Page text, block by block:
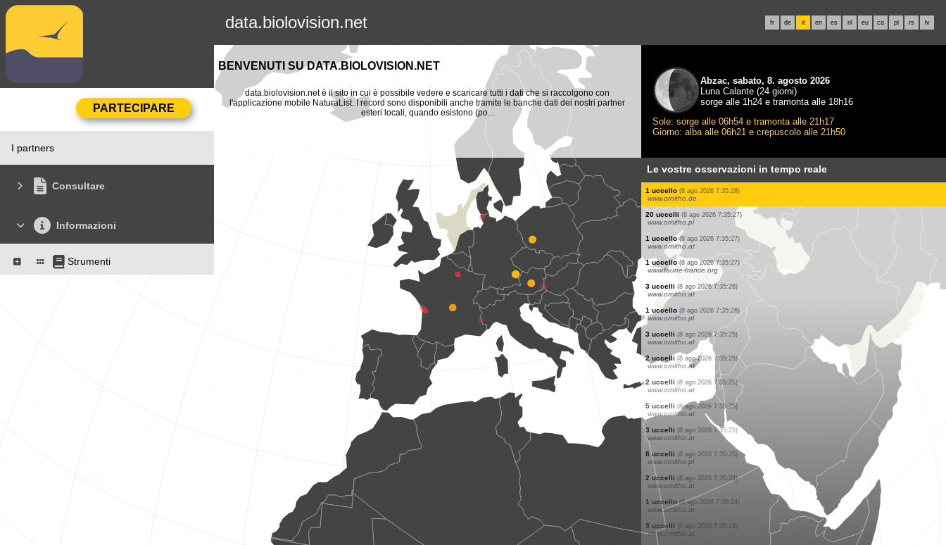
data.biolovision.net fr de it en es nl eu ca pl rs lv
I partners
Consultare
Informazioni
Strumenti
BENVENUTI SU DATA.BIOLOVISION.NET
data.biolovision.net è il sito in cui è possibile vedere e scaricare tutti i dati che si raccolgono con
l'applicazione mobile NaturaList. I record sono disponibili anche tramite le banche dati dei nostri partner
esteri locali, quando esistono (po...
Abzac, sabato, 8. agosto 2026
Luna Calante (24 giorni)
sorge alle 1h24 e tramonta alle 18h16
Sole: sorge alle 06h54 e tramonta alle 21h17
Giorno: alba alle 06h21 e crepuscolo alle 21h50
Le vostre osservazioni in tempo reale
1 uccello (8 ago 2026 7:35:28)
www.ornitho.at
1 uccello (8 ago 2026 7:35:28)
www.ornitho.at
1 uccello (8 ago 2026 7:35:28)
www.ornitho.at
2 uccelli (8 ago 2026 7:35:28)
www.ornitho.at
3 uccelli (8 ago 2026 7:35:28)
www.ornitho.at
2 uccelli (8 ago 2026 7:35:28)
www.ornitho.at
10 uccelli (8 ago 2026 7:35:28)
www.ornitho.at
1 uccello (8 ago 2026 7:35:28)
www.ornitho.at
1 uccello (8 ago 2026 7:35:28)
www.ornitho.de
20 uccelli (8 ago 2026 7:35:27)
www.ornitho.pl
1 uccello (8 ago 2026 7:35:27)
www.ornitho.at
1 uccello (8 ago 2026 7:35:27)
www.faune-france.org
3 uccelli (8 ago 2026 7:35:26)
www.ornitho.at
1 uccello (8 ago 2026 7:35:26)
www.ornitho.pl
3 uccelli (8 ago 2026 7:35:25)
www.ornitho.at